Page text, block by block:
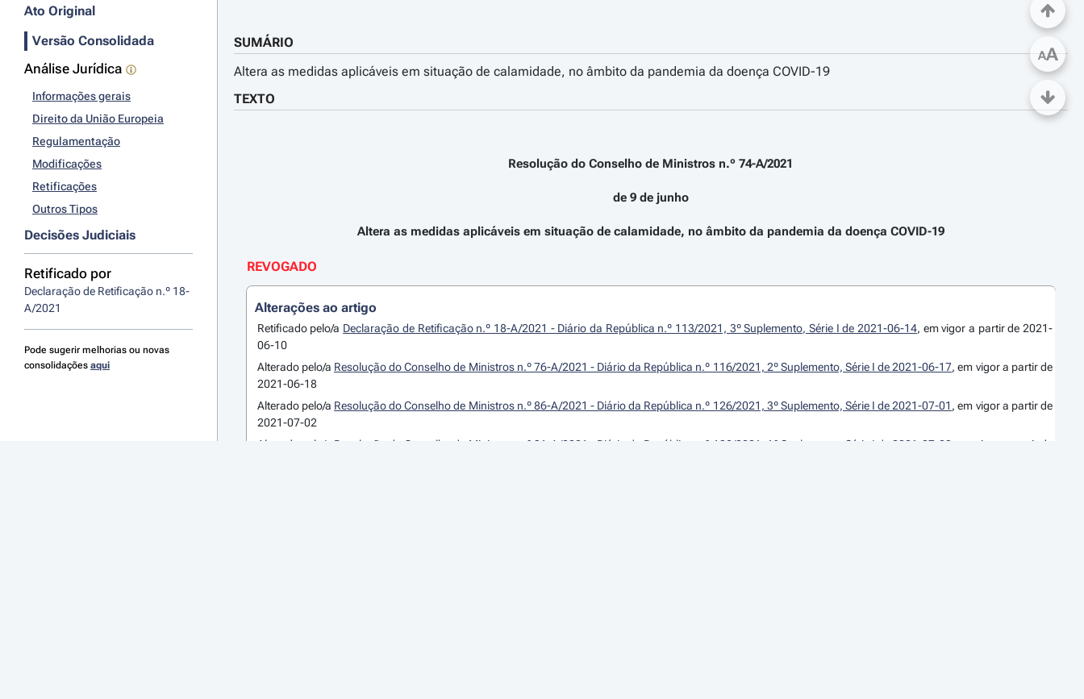
Ato Original
Versão Consolidada
Análise Jurídica
Informações gerais
Direito da União Europeia
Regulamentação
Modificações
Retificações
Outros Tipos
Decisões Judiciais
Retificado por
Declaração de Retificação n.º 18-
A/2021
Pode sugerir melhorias ou novas
consolidações aqui
SUMÁRIO
Altera as medidas aplicáveis em situação de calamidade, no âmbito da pandemia da doença COVID-19
TEXTO
Resolução do Conselho de Ministros n.º 74-A/2021
de 9 de junho
Altera as medidas aplicáveis em situação de calamidade, no âmbito da pandemia da doença COVID-19
REVOGADO
Alterações ao artigo
Retificado pelo/a Declaração de Retificação n.º 18-A/2021 - Diário da República n.º 113/2021, 3º Suplemento, Série I de 2021-06-14, em vigor a partir de 2021-
06-10
Alterado pelo/a Resolução do Conselho de Ministros n.º 76-A/2021 - Diário da República n.º 116/2021, 2º Suplemento, Série I de 2021-06-17, em vigor a partir de
2021-06-18
Alterado pelo/a Resolução do Conselho de Ministros n.º 86-A/2021 - Diário da República n.º 126/2021, 3º Suplemento, Série I de 2021-07-01 , em vigor a partir de
2021-07-02
Alterado pelo/a Resolução do Conselho de Ministros n.º 91-A/2021 - Diário da República n.º 132/2021, 1º Suplemento, Série I de 2021-07-09
, em vigor a partir de
AA